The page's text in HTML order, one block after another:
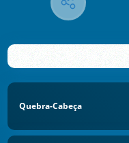
Quebra-Cabeça